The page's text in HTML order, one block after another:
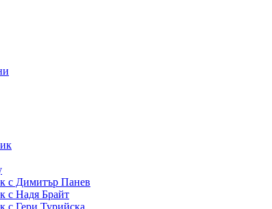
с Димитър Панев
с Надя Брайт
с Гери Турийска